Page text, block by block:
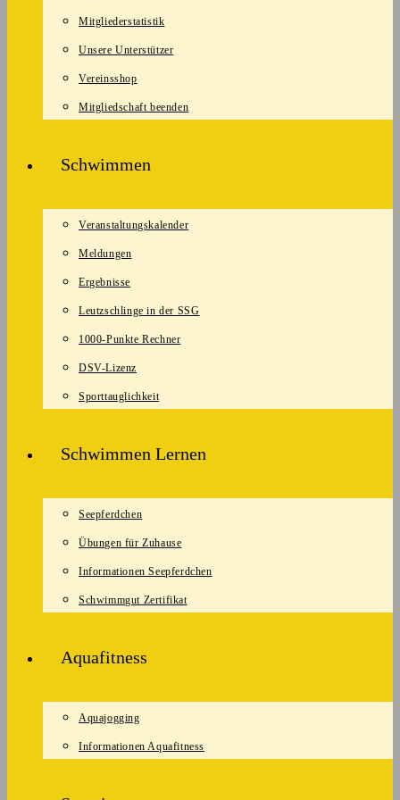
Mitgliederstatistik
Unsere Unterstützer
Vereinsshop
Mitgliedschaft beenden
Schwimmen
Veranstaltungskalender
Meldungen
Ergebnisse
Leutzschlinge in der SSG
1000-Punkte Rechner
DSV-Lizenz
Sporttauglichkeit
Schwimmen Lernen
Seepferdchen
Übungen für Zuhause
Informationen Seepferdchen
Schwimmgut Zertifikat
Aquafitness
Aquajogging
Informationen Aquafitness